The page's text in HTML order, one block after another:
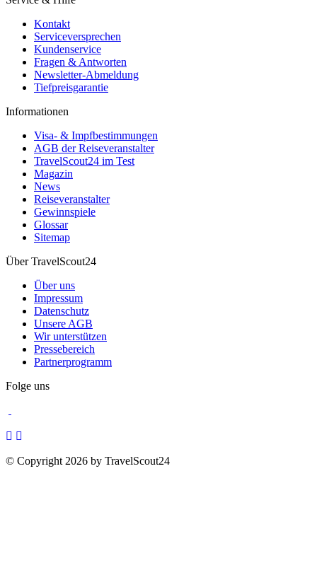
Kontakt
Serviceversprechen
Kundenservice
Fragen & Antworten
Newsletter-Abmeldung
Tiefpreisgarantie
Informationen
Visa- & Impfbestimmungen
AGB der Reiseveranstalter
TravelScout24 im Test
Magazin
News
Reiseveranstalter
Gewinnspiele
Glossar
Sitemap
Über TravelScout24
Über uns
Impressum
Datenschutz
Unsere AGB
Wir unterstützen
Pressebereich
Partnerprogramm
Folge uns
© Copyright 2026 by TravelScout24